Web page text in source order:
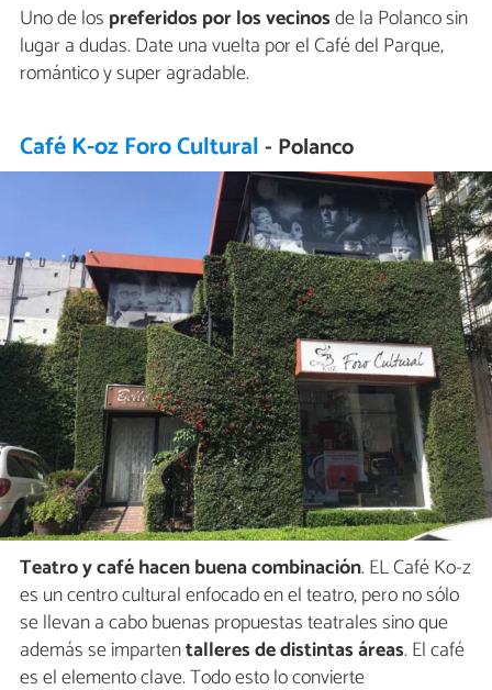
Uno de los preferidos por los vecinosde la Polanco sin
lugar a dudas. Date una vuelta por el Café del Parque,
romántico y super agradable.
Café K-oz Foro Cultural- Polanco
Teatro y café hacen buena combinación. EL Café Ko-z
es un centro cultural enfocado en el teatro, pero no sólo
se llevan a cabo buenas propuestas teatrales sino que
además se impartentalleres de distintas áreas. El café
es el elemento clave. Todo esto lo convierte